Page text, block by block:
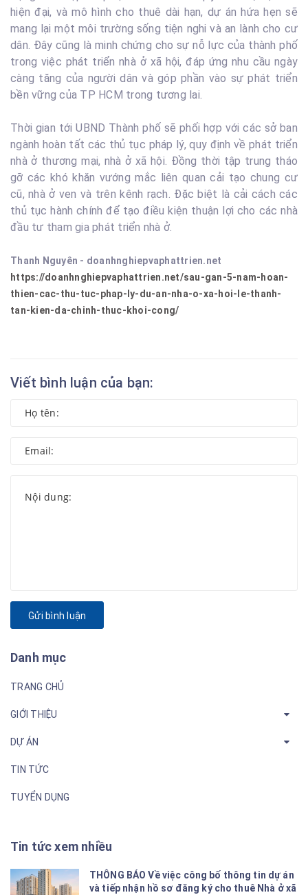
hiện đại, và mô hình cho thuê dài hạn, dự án hứa hẹn sẽ
mang lại một môi trường sống tiện nghi và an lành cho cư
dân. Đây cũng là minh chứng cho sự nỗ lực của thành phố
trong việc phát triển nhà ở xã hội, đáp ứng nhu cầu ngày
càng tăng của người dân và góp phần vào sự phát triển
bền vững của TP HCM trong tương lai.
Thời gian tới UBND Thành phố sẽ phối hợp với các sở ban
ngành hoàn tất các thủ tục pháp lý, quy định về phát triển
nhà ở thương mại, nhà ở xã hội. Đồng thời tập trung tháo
gỡ các khó khăn vướng mắc liên quan cải tạo chung cư
cũ, nhà ở ven và trên kênh rạch. Đặc biệt là cải cách các
thủ tục hành chính để tạo điều kiện thuận lợi cho các nhà
đầu tư tham gia phát triển nhà ở.
Thanh Nguyên - doanhnghiepvaphattrien.net
https://doanhnghiepvaphattrien.net/sau-gan-5-nam-hoan-
thien-cac-thu-tuc-phap-ly-du-an-nha-o-xa-hoi-le-thanh-
tan-kien-da-chinh-thuc-khoi-cong/
Viết bình luận của bạn:
Gửi bình luận
Danh mục
TRANG CHỦ
GIỚI THIỆU
DỰ ÁN
TIN TỨC
TUYỂN DỤNG
Tin tức xem nhiều
THÔNG BÁO Về việc công bố thông tin dự án
và tiếp nhận hồ sơ đăng ký cho thuê Nhà ở xã